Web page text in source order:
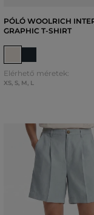
PÓLÓ WOOLRICH
GRAPHIC T-SHIRT
Elérhető méretek:
XS, S, M, L